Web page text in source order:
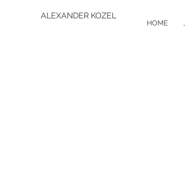
ALEXANDER KOZEL
HOME